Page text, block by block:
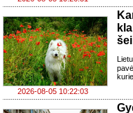
2026-08-05 10:22:03